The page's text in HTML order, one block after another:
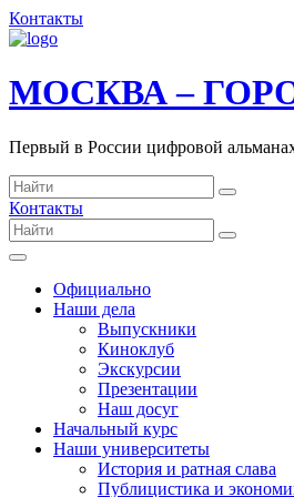
Контакты
МОСКВА –
Первый в России цифровой
Контакты
Официально
Наши дела
Выпускники
Киноклуб
Экскурсии
Презентации
Наш досуг
Начальный курс
Наши университеты
История и ратная слава
Публицистика и